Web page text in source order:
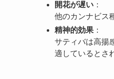
開花が遅い ：
他のカンナビス
精神的効果 ：
サティバは高揚
適しているとさ